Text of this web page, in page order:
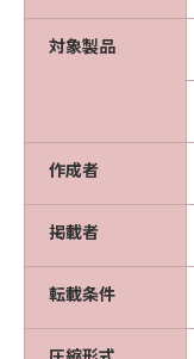
対象製品
作成者
掲載者
転載条件